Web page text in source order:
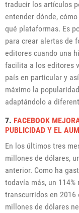
traducir los artículos
entender dónde,
qué plataformas. Es
para crear alertas de
editores cuando una
facilita a los editores
país en particular y
máximo la
adaptándolo a
7. FACEBOOK
PUBLICIDAD Y EL
En los últimos tres
millones de dólares,
anterior. Como ha
todavía más, un
transcurridos en 2016
millones de dólares